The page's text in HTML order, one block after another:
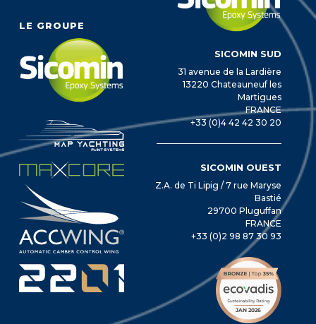
LE GROUPE
SICOMIN SUD
31 avenue de la Lardière
13220 Chateauneuf les
Martigues
FRANCE
+33 (0)4 42 42 30 20
SICOMIN OUEST
Z.A. de Ti Lipig / 7 rue Maryse
Bastié
29700 Pluguffan
FRANCE
+33 (0)2 98 87 30 93